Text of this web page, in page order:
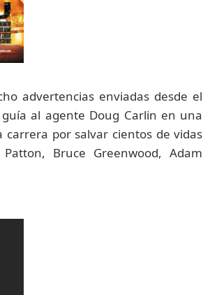
advertencias enviadas desde el
al agente Doug Carlin en una
por salvar cientos de vidas
Bruce Greenwood, Adam